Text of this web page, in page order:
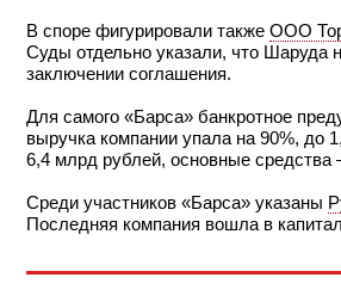
В споре фигурировали также ООО
Суды отдельно указали, что Шаруда
заключении соглашения.
Для самого «Барса» банкротное
выручка компании упала на 90%, до
6,4 млрд рублей, основные
Среди участников «Барса» указаны
Последняя компания вошла в